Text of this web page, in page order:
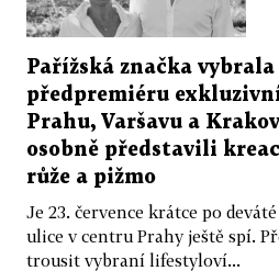
Pařížská značka
předpremiéru
Prahu, Varšavu a
osobně představili
růže a pižmo
Je 23. července krátce po
ulice v centru Prahy ještě spí.
trousit vybraní lifestyloví...